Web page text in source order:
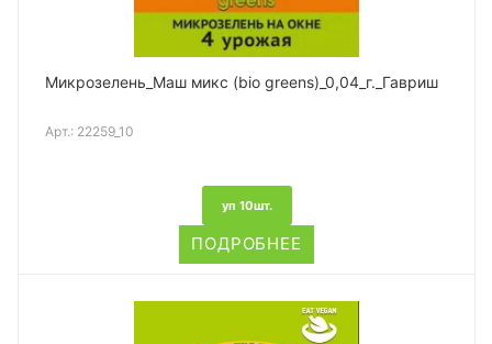
Микрозелень_Маш микс (bio greens)_0,04_г._Гавриш
Арт.: 22259_10
уп 10шт.
ПОДРОБНЕЕ